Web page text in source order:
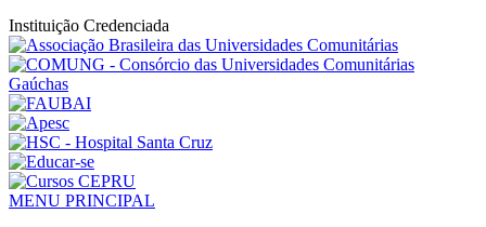
Instituição Credenciada
MENU PRINCIPAL